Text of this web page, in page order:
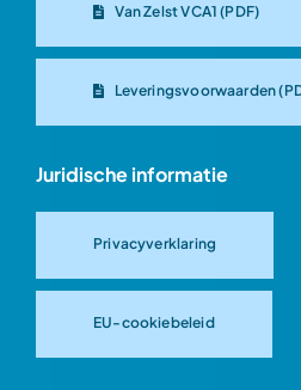
Van Zelst VCA1 (PDF)
Leveringsvoorwaarden
Juridische informatie
Privacyverklaring
EU-cookiebeleid